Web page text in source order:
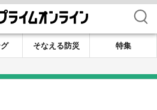
検索
そなえる防災
特集